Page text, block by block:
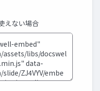
えない場合